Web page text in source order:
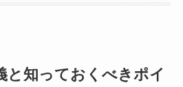
と知っておくべきポイ